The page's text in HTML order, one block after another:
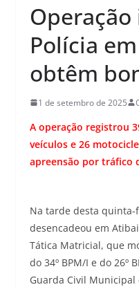
Polícia
obtêm
1 de setembro de 2025
A operação registrou
veículos e 26
apreensão por tráfico
Na tarde desta quinta-
desencadeou em
Tática Matricial, que
do 34º BPM/I e do 26º
Guarda Civil Municipal